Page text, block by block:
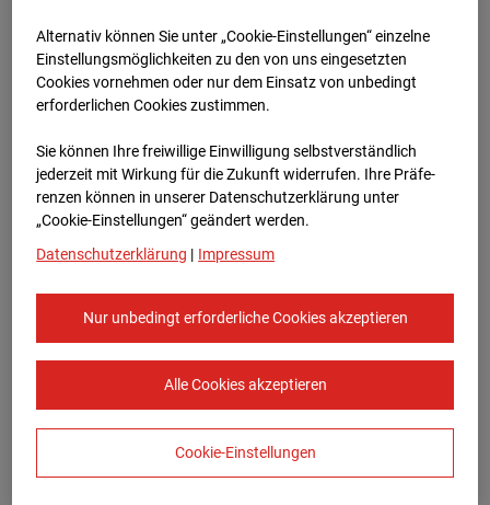
Stuttgart
Zur Übersicht
Europe/Berlin
Alternativ können Sie unter „Cookie-Einstellungen“ einzelne
Einstellungsmöglichkeiten zu den von uns eingesetzten
Cookies vornehmen oder nur dem Einsatz von unbedingt
erforderlichen Cookies zustimmen.
Sie können Ihre freiwillige Einwilligung selbstverständlich
jederzeit mit Wirkung für die Zukunft widerrufen. Ihre Prä­fe­
renzen können in unserer Datenschutzerklärung unter
„Cookie-Einstellungen“ geändert werden.
Datenschutzerklärung | Impressum
Nur unbedingt erforderliche Cookies akzeptieren
Alle Cookies akzeptieren
Cookie-Einstellungen